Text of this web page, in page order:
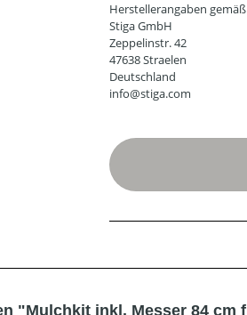
Herstellerangaben
Stiga GmbH
Zeppelinstr. 42
47638 Straelen
Deutschland
info@stiga.com
"Mulchkit inkl. Messer 84 cm